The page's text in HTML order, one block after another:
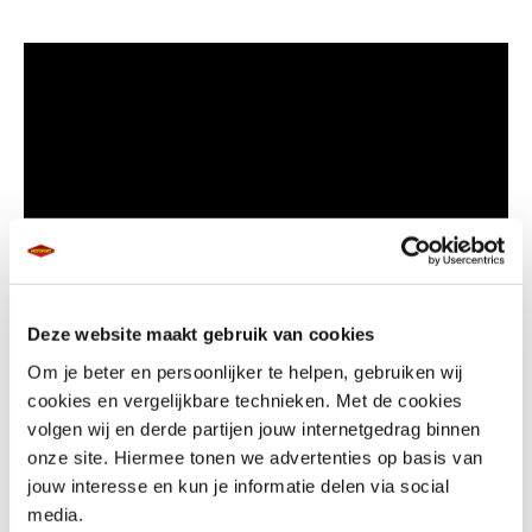
Deze website maakt gebruik van cookies
Om je beter en persoonlijker te helpen, gebruiken wij
cookies en vergelijkbare technieken. Met de cookies
volgen wij en derde partijen jouw internetgedrag binnen
onze site. Hiermee tonen we advertenties op basis van
jouw interesse en kun je informatie delen via social
media.
2024 Yamaha R-Series
Van de R125 tot aan de high-spec R1 en R1M, de Yamaha R-Series
modellen zijn allemaal gebouwd met puur race-DNA. Met motor- en
chassistechnologie afkomstig uit de racerij, is elk model in de